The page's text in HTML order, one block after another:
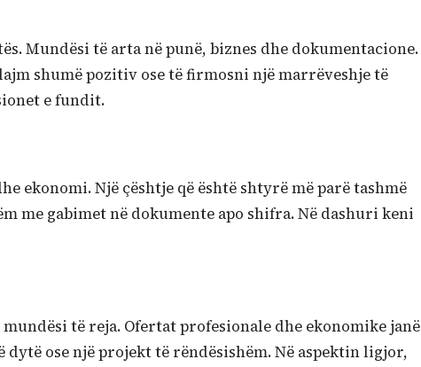
Mundësi të arta në punë, biznes dhe dokumentacione.
shumë pozitiv ose të firmosni një marrëveshje të
e fundit.
ekonomi. Një çështje që është shtyrë më parë tashmë
me gabimet në dokumente apo shifra. Në dashuri keni
të reja. Ofertat profesionale dhe ekonomike janë
ose një projekt të rëndësishëm. Në aspektin ligjor,